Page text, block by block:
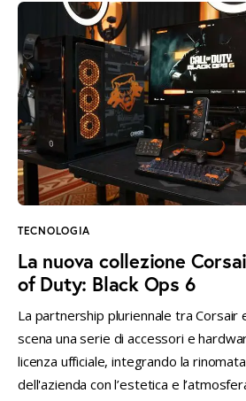
TECNOLOGIA
La nuova collezione
of Duty: Black Ops 6
La partnership pluriennale tra Corsair
scena una serie di accessori e
licenza ufficiale, integrando la
dell'azienda con l’estetica e